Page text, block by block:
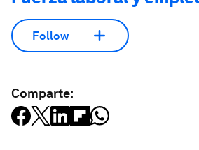
Follow
Comparte: